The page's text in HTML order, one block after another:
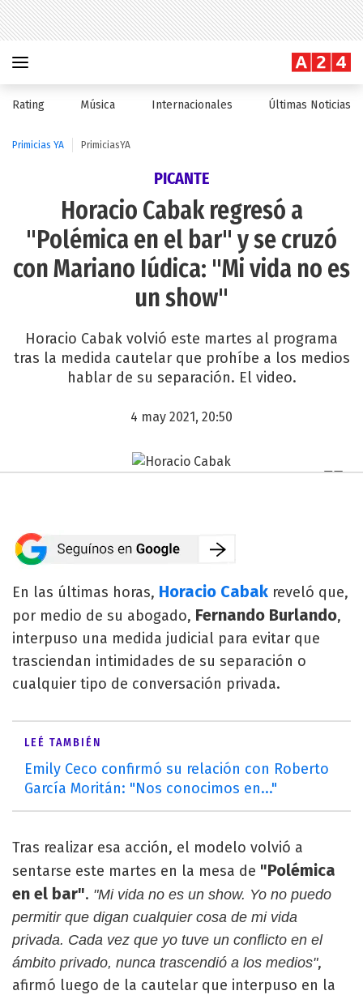
Rating Música Internacionales Últimas Noticias
Primicias YA PrimiciasYA
PICANTE
Horacio Cabak regresó a
"Polémica en el bar" y se cruzó
con Mariano Iúdica: "Mi vida no es
un show"
Horacio Cabak volvió este martes al programa
tras la medida cautelar que prohíbe a los medios
hablar de su separación. El video.
4 may 2021, 20:50
En las últimas horas, Horacio Cabak reveló que,
por medio de su abogado, Fernando Burlando,
interpuso una medida judicial para evitar que
trasciendan intimidades de su separación o
cualquier tipo de conversación privada.
LEÉ TAMBIÉN
Emily Ceco confirmó su relación con Roberto
García Moritán: "Nos conocimos en..."
Tras realizar esa acción, el modelo volvió a
sentarse este martes en la mesa de "Polémica
en el bar". "Mi vida no es un show. Yo no puedo
permitir que digan cualquier cosa de mi vida
privada. Cada vez que yo tuve un conflicto en el
ámbito privado, nunca trascendió a los medios",
afirmó luego de la cautelar que interpuso en la